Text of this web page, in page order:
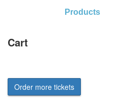
Products
Cart
Order more tickets